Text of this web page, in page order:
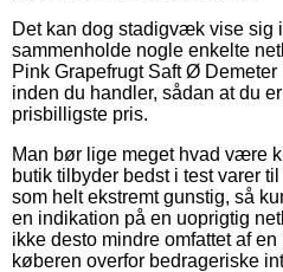
Det kan dog stadigvæk vise sig
sammenholde nogle enkelte
Pink Grapefrugt Saft Ø
inden du handler, sådan at du
prisbilligste pris.
Man bør lige meget hvad være
butik tilbyder bedst i test varer
som helt ekstremt gunstig, så
en indikation på en uoprigtig
ikke desto mindre omfattet af
køberen overfor bedrageriske